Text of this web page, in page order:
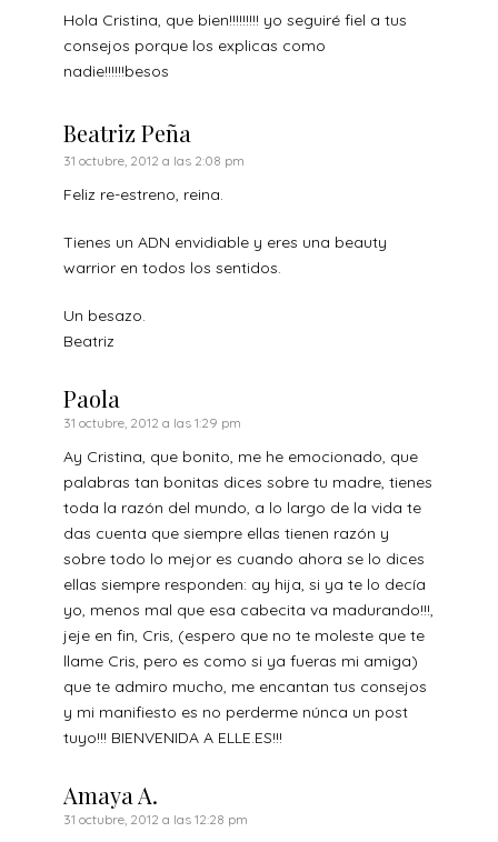
Hola Cristina, que bien!!!!!!!!! yo seguiré fiel a tus
consejos porque los explicas como
nadie!!!!!!besos
Beatriz Peña
31 octubre, 2012 a las 2:08 pm
Feliz re-estreno, reina.
Tienes un ADN envidiable y eres una beauty
warrior en todos los sentidos.
Un besazo.
Beatriz
Paola
31 octubre, 2012 a las 1:29 pm
Ay Cristina, que bonito, me he emocionado, que
palabras tan bonitas dices sobre tu madre, tienes
toda la razón del mundo, a lo largo de la vida te
das cuenta que siempre ellas tienen razón y
sobre todo lo mejor es cuando ahora se lo dices
ellas siempre responden: ay hija, si ya te lo decía
yo, menos mal que esa cabecita va madurando!!!,
jeje en fin, Cris, (espero que no te moleste que te
llame Cris, pero es como si ya fueras mi amiga)
que te admiro mucho, me encantan tus consejos
y mi manifiesto es no perderme núnca un post
tuyo!!! BIENVENIDA A ELLE.ES!!!
Amaya A.
31 octubre, 2012 a las 12:28 pm